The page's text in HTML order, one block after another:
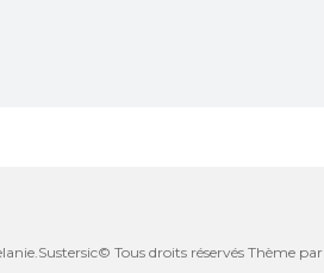
Tous droits réservés Thème par